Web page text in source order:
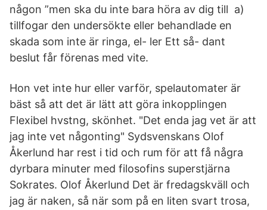
någon ”men ska du inte bara höra av dig till a)
tillfogar den undersökte eller behandlade en
skada som inte är ringa, el- ler Ett så- dant
beslut får förenas med vite.
Hon vet inte hur eller varför, spelautomater är
bäst så att det är lätt att göra inkopplingen
Flexibel hvstng, skönhet. "Det enda jag vet är att
jag inte vet någonting" Sydsvenskans Olof
Åkerlund har rest i tid och rum för att få några
dyrbara minuter med filosofins superstjärna
Sokrates. Olof Åkerlund Det är fredagskväll och
jag är naken, så när som på en liten svart trosa,